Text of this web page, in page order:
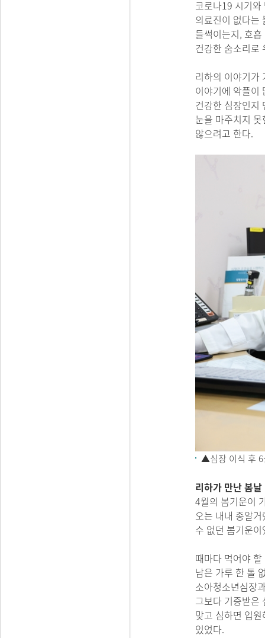
코로나19 시기
의료진이 없다는
들썩이는지, 호
건강한 숨소리
리하의 이야기가
이야기에 악플이
건강한 심장인지
눈을 마주치지
않으려고 한다.
▲심장 이식 후 6
리하가 만난 봄날
4월의 봄기운이
오는 내내 종알
수 없던 봄기운
때마다 먹어야
남은 가루 한 톨
소아청소년심장
그보다 기증받은
맞고 심하면 입
있었다.